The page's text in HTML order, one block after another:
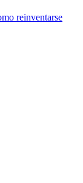
reinventarse